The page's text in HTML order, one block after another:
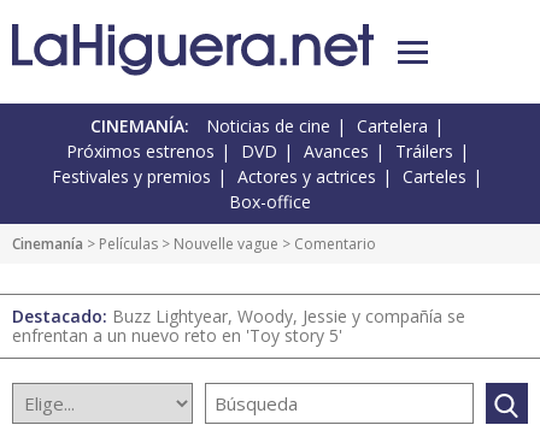
CINEMANÍA: Noticias de cine
Cartelera
Próximos estrenos
DVD Avances
Tráilers
Festivales y premios
Actores y actrices
Carteles
Box-office
Cinemanía > Películas > Nouvelle vague > Comentario
Destacado: Buzz Lightyear, Woody, Jessie y compañía se
enfrentan a un nuevo reto en 'Toy story 5'